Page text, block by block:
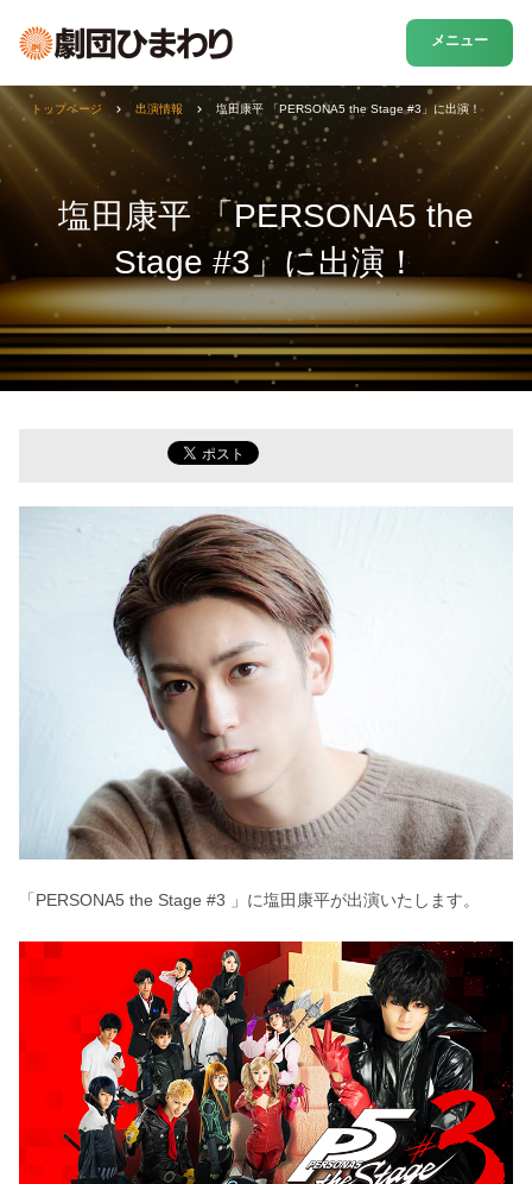
メニュー
塩田康平 「PERSONA5 the
Stage #3」に出演！
トップページ 出演情報 塩田康平 「PERSONA5 the Stage #3」に出演！
「PERSONA5 the Stage #3 」に塩田康平が出演いたします。